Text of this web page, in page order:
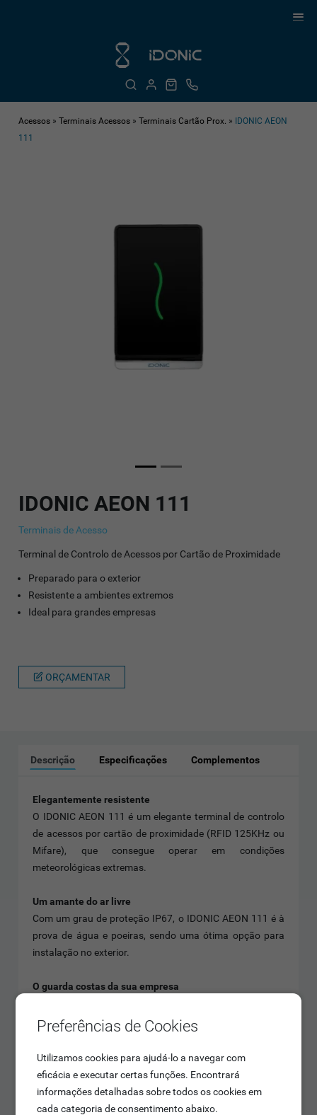
Acessos »Terminais Acessos »Terminais Cartão Prox. »
IDONIC AEON
111
IDONIC AEON 111
Terminais de Acesso
Terminal de Controlo de Acessos por Cartão de Proximidade
Preparado para o exterior
Resistente a ambientes extremos
Ideal para grandes empresas
ORÇAMENTAR
Descrição Especificações Complementos
Elegantemente resistente
O IDONIC AEON 111 é um elegante terminal de controlo
de acessos por cartão de proximidade (RFID 125KHz ou
Mifare), que consegue operar em condições
meteorológicas extremas.
Um amante do ar livre
Com um grau de proteção IP67, o IDONIC AEON 111 é à
prova de água e poeiras, sendo uma ótima opção para
instalação no exterior.
O guarda costas da sua empresa
entrada para detetor de fumo, este terminal protegerá
Proteção em grande
Graças à sua enorme capacidade de armazenamento de
movimentos e de utilizadores, o IDONIC AEON 111 é o
Preferências de Cookies
Utilizamos cookies para ajudá-lo a navegar com
eficácia e executar certas funções. Encontrará
informações detalhadas sobre todos os cookies em
cada categoria de consentimento abaixo.